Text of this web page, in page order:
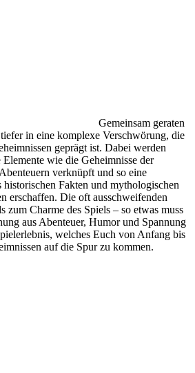
Gemeinsam geraten
in eine komplexe Verschwörung, die
geprägt ist. Dabei werden
wie die Geheimnisse der
verknüpft und so eine
historischen Fakten und mythologischen
erschaffen. Die oft ausschweifenden
zum Charme des Spiels – so etwas muss
aus Abenteuer, Humor und Spannung
welches Euch von Anfang bis
auf die Spur zu kommen.